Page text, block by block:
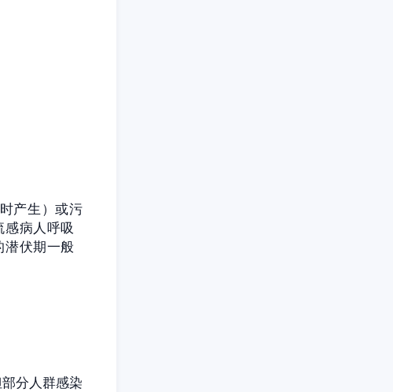
产生）或污
病人呼吸
潜伏期一般
分人群感染